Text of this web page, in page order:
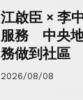
江啟臣 × 李
服務 中央
務做到社區
2026/08/08